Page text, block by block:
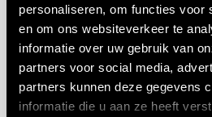
personaliseren, om functies voor
en om ons websiteverkeer te
informatie over uw gebruik van
partners voor social media,
partners kunnen deze gegevens
informatie die u aan ze heeft